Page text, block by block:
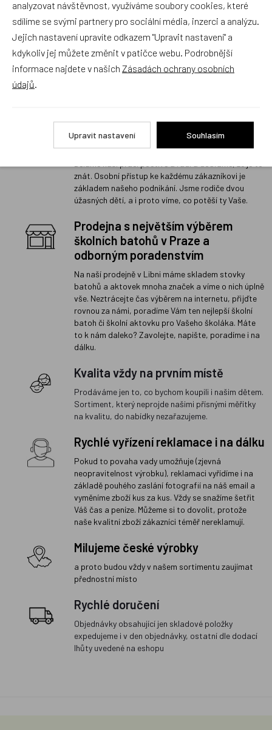
1
Rodinný český obchod s 20 letou
tradicí
znát. Osobní přístup ke každému zákazníkovi je
základem našeho podnikání. Jsme rodiče dvou
úžasných dětí, a i proto víme, co potěší ty Vaše.
Prodejna s největším výběrem
školních batohů v Praze a
odborným poradenstvím
Na naší prodejně v Libni máme skladem stovky
batohů a aktovek mnoha značek a víme o nich úplně
vše. Neztrácejte čas výběrem na internetu, přijďte
rovnou za námi, poradíme Vám ten nejlepší školní
batoh či školní aktovku pro Vašeho školáka. Máte
to k nám daleko? Zavolejte, napište, poradíme i na
dálku.
Kvalita vždy na prvním místě
Prodáváme jen to, co bychom koupili i našim dětem.
Sortiment, který neprojde našimi přísnými měřítky
na kvalitu, do nabídky nezařazujeme.
Rychlé vyřízení reklamace i na dálku
Pokud to povaha vady umožňuje (zjevná
neopravitelnost výrobku), reklamaci vyřídíme i na
základě pouhého zaslání fotografií na náš email a
vyměníme zboží kus za kus. Vždy se snažíme šetřit
Váš čas a peníze. Můžeme si to dovolit, protože
naše kvalitní zboží zákazníci téměř nereklamují.
Milujeme české výrobky
a proto budou vždy v našem sortimentu zaujímat
přednostní místo
Rychlé doručení
Objednávky obsahující jen skladové položky
expedujeme i v den objednávky, ostatní dle dodací
lhůty uvedené na eshopu
analyzovat návštěvnost, využíváme soubory cookies, které
sdílíme se svými partnery pro sociální média, inzerci a analýzu.
Jejich nastavení upravíte odkazem "Upravit nastavení" a
kdykoliv jej můžete změnit v patičce webu. Podrobnější
informace najdete v našich Zásadách ochrany osobních
údajů
Upravit nastavení Souhlasím